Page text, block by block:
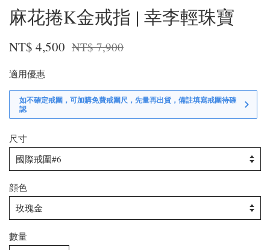
麻花捲K金戒指 | 幸李輕珠寶
NT$ 4,500 NT$ 7,900
適用優惠
如不確定戒圍，可加購免費戒圍尺，先量再出貨，備註填寫戒圍待確
認
尺寸
顔色
數量